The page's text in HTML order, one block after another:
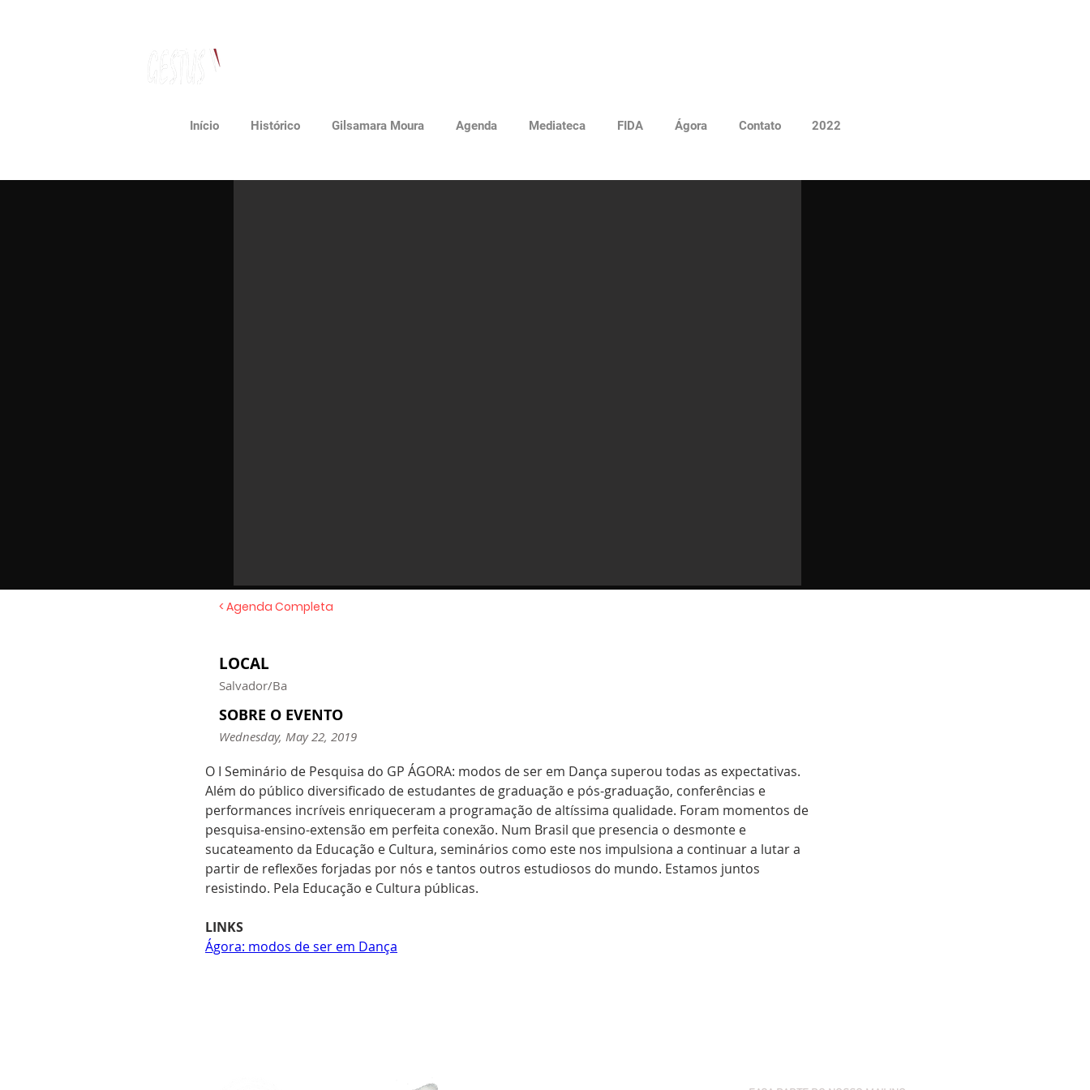
Início Histórico Gilsamara Moura Agenda Mediateca FIDA Ágora Contato 2022
< Agenda Completa
LOCAL
Salvador/Ba
SOBRE O EVENTO
Wednesday, May 22, 2019
O I Seminário de Pesquisa do GP ÁGORA: modos de ser em Dança superou todas as expectativas.
Além do público diversificado de estudantes de graduação e pós-graduação, conferências e
performances incríveis enriqueceram a programação de altíssima qualidade. Foram momentos de
pesquisa-ensino-extensão em perfeita conexão. Num Brasil que presencia o desmonte e
sucateamento da Educação e Cultura, seminários como este nos impulsiona a continuar a lutar a
partir de reflexões forjadas por nós e tantos outros estudiosos do mundo. Estamos juntos
resistindo. Pela Educação e Cultura públicas.
LINKS
Ágora: modos de ser em Dança